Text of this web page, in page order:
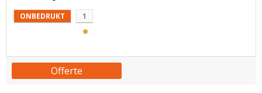
ONBEDRUKT 1
Offerte